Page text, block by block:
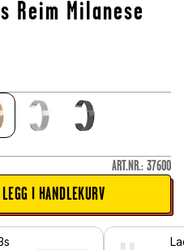
Reim Milanese
ART.NR.: 37600
LEGG I HANDLEKURV